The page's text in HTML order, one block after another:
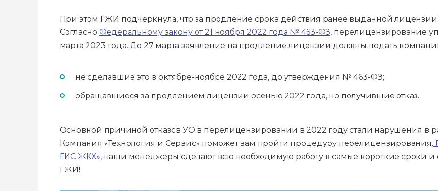
При этом ГЖИ подчеркнула, что за продление срока действия ранее выданной лицензии
Согласно Федеральному закону от 21 ноября 2022 года № 463-ФЗ, перелицензирование
марта 2023 года. До 27 марта заявление на продление лицензии должны подать
не сделавшие это в октябре-ноябре 2022 года, до утверждения № 463-ФЗ;
обращавшиеся за продлением лицензии осенью 2022 года, но получившие отказ.
Основной причиной отказов УО в перелицензировании в 2022 году стали нарушения
Компания «Технология и Сервис» поможет вам пройти процедуру перелицензирования.
ГИС ЖКХ», наши менеджеры сделают всю необходимую работу в самые короткие сроки
ГЖИ!